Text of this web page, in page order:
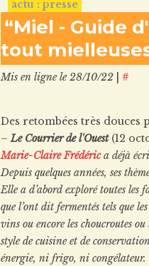
actu : presse
“Miel - Guide
tout
Mis en ligne le 28/10/22 #
Des retombées très douces
–Le Courrier de l'Ouest(12
Marie-Claire Frédérica déjà
Depuis quelques années, ses
Elle a d’abord exploré toutes les
que l’ont dit fermentés tels que
vins ou encore les choucroutes
style de cuisine et de
énergie, ni frigo, ni congélateur.